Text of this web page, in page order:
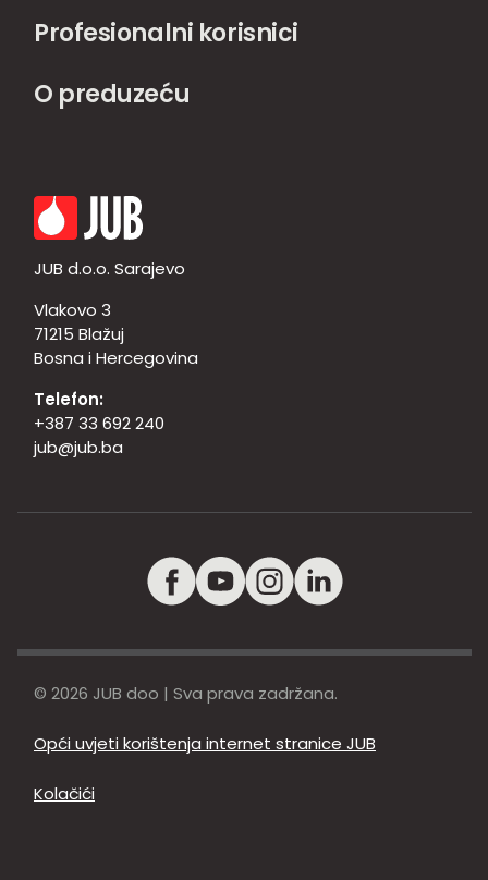
Profesionalni korisnici
O preduzeću
JUB d.o.o. Sarajevo
Vlakovo 3
71215 Blažuj
Bosna i Hercegovina
Telefon:
+387 33 692 240
jub@jub.ba
© 2026 JUB doo | Sva prava zadržana.
Opći uvjeti korištenja internet stranice JUB
Kolačići